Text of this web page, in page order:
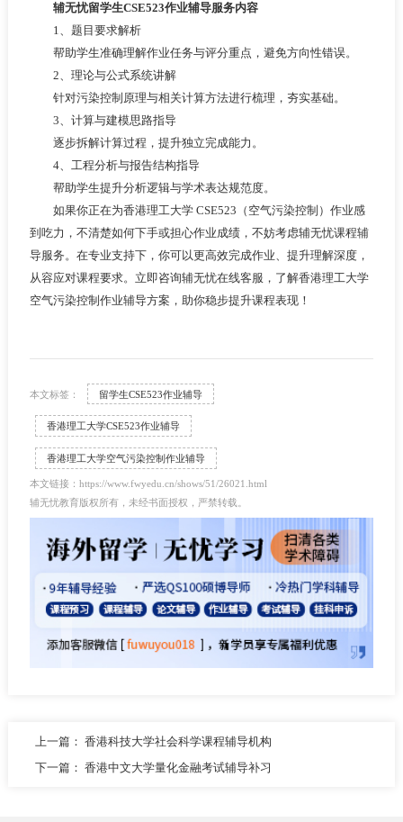
辅无忧留学生CSE523作业辅导服务内容
1、题目要求解析
帮助学生准确理解作业任务与评分重点，避免方向性错误。
2、理论与公式系统讲解
针对污染控制原理与相关计算方法进行梳理，夯实基础。
3、计算与建模思路指导
逐步拆解计算过程，提升独立完成能力。
4、工程分析与报告结构指导
帮助学生提升分析逻辑与学术表达规范度。
如果你正在为香港理工大学 CSE523（空气污染控制）作业感
到吃力，不清楚如何下手或担心作业成绩，不妨考虑辅无忧课程辅
导服务。在专业支持下，你可以更高效完成作业、提升理解深度，
从容应对课程要求。立即咨询辅无忧在线客服，了解香港理工大学
空气污染控制作业辅导方案，助你稳步提升课程表现！
本文标签： 留学生CSE523作业辅导
香港理工大学CSE523作业辅导
香港理工大学空气污染控制作业辅导
本文链接：https://www.fwyedu.cn/shows/51/26021.html
辅无忧教育版权所有，未经书面授权，严禁转载。
上一篇： 香港科技大学社会科学课程辅导机构
下一篇： 香港中文大学量化金融考试辅导补习